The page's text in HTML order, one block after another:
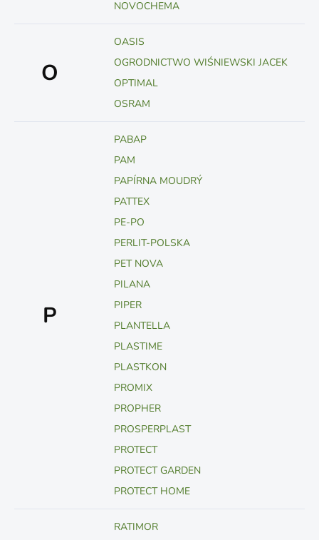
NOVOCHEMA
O
OASIS
OGRODNICTWO WIŚNIEWSKI JACEK
OPTIMAL
OSRAM
P
PABAP
PAM
PAPÍRNA MOUDRÝ
PATTEX
PE-PO
PERLIT-POLSKA
PET NOVA
PILANA
PIPER
PLANTELLA
PLASTIME
PLASTKON
PROMIX
PROPHER
PROSPERPLAST
PROTECT
PROTECT GARDEN
PROTECT HOME
RATIMOR